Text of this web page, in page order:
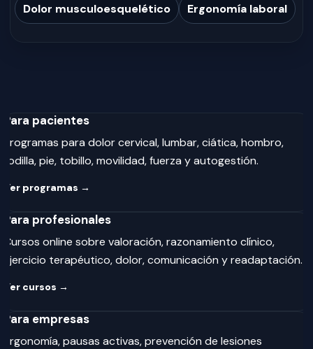
Dolor musculoesquelético Ergonomía laboral
Para pacientes
Programas para dolor cervical, lumbar, ciática, hombro,
rodilla, pie, tobillo, movilidad, fuerza y autogestión.
Ver programas →
Para profesionales
Cursos online sobre valoración, razonamiento clínico,
ejercicio terapéutico, dolor, comunicación y readaptación.
Ver cursos →
Para empresas
Ergonomía, pausas activas, prevención de lesiones